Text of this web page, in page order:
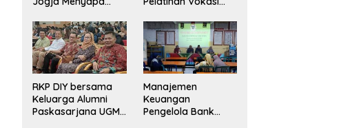
Lebih Cerdas
Bermedia Sosial
RKP DIY bersama
Keluarga Alumni
Paskasarjana UGM
Manajemen
Keuangan
Pengelola Bank